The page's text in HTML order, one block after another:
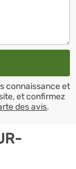
connaissance et
et confirmez
des avis.